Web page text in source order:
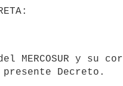
Decreto.